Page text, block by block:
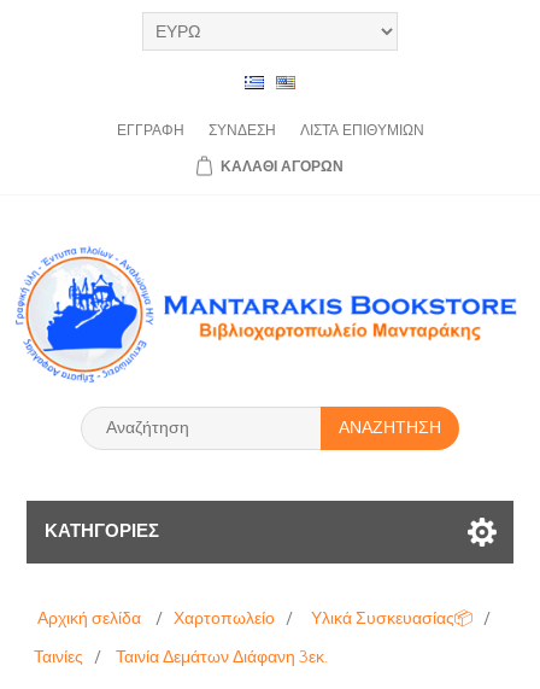
ΕΓΓΡΑΦΉ ΣΎΝΔΕΣΗ ΛΊΣΤΑ ΕΠΙΘΥΜΙΏΝ
ΚΑΛΆΘΙ ΑΓΟΡΏΝ
ΑΝΑΖΉΤΗΣΗ
ΚΑΤΗΓΟΡΊΕΣ
Αρχική σελίδα / Χαρτοπωλείο / Υλικά Συσκευασίας📦 /
Ταινίες / Ταινία Δεμάτων Διάφανη 3εκ.